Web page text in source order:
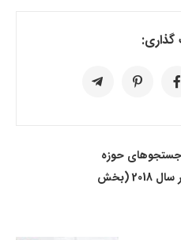
گذاری:
حوزه
سلامت در سال 2018 (بخش